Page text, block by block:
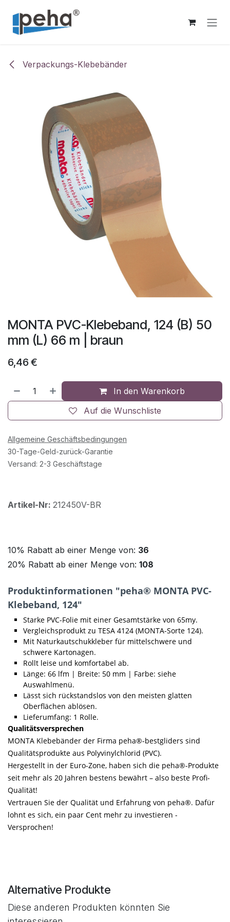
Verpackungs-Klebebänder
MONTA PVC-Klebeband, 124 (B) 50
mm (L) 66 m | braun
6,46 €
In den Warenkorb
Auf die Wunschliste
Allgemeine Geschäftsbedingungen
30-Tage-Geld-zurück-Garantie
Versand: 2-3 Geschäftstage
Artikel-Nr: 212450V-BR
10% Rabatt ab einer Menge von: 36
20% Rabatt ab einer Menge von: 108
Produktinformationen "peha® MONTA PVC-
Klebeband, 124"
Starke PVC-Folie mit einer Gesamtstärke von 65my.
Vergleichsprodukt zu TESA 4124 (MONTA-Sorte 124).
Mit Naturkautschukkleber für mittelschwere und
schwere Kartonagen.
Rollt leise und komfortabel ab.
Länge: 66 lfm | Breite: 50 mm | Farbe: siehe
Auswahlmenü.
Lässt sich rückstandslos von den meisten glatten
Oberflächen ablösen.
Lieferumfang: 1 Rolle.
Qualitätsversprechen
MONTA Klebebänder der Firma peha®-bestgliders sind
Qualitätsprodukte aus Polyvinylchlorid (PVC).
Hergestellt in der Euro-Zone, haben sich die peha®-Produkte
seit mehr als 20 Jahren bestens bewährt – also beste Profi-
Qualität!
Vertrauen Sie der Qualität und Erfahrung von peha®. Dafür
lohnt es sich, ein paar Cent mehr zu investieren -
Versprochen!
Alternative Produkte
Diese anderen Produkten könnten Sie